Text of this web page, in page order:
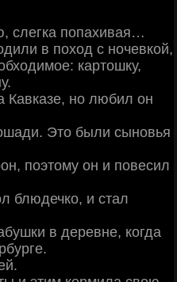
слегка попахивая…
в поход с ночевкой,
картошку,
но любил он
Это были сыновья
поэтому он и повесил
блюдечко, и стал
в деревне, когда